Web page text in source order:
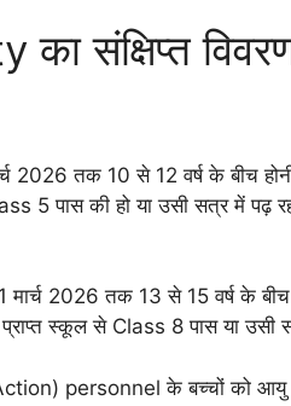
का संक्षिप्त
2026 तक 10 से 12 वर्ष के बीच
5 पास की हो या उसी सत्र में पढ़
मार्च 2026 तक 13 से 15 वर्ष के
प्राप्त स्कूल से Class 8 पास या उसी
personnel के बच्चों को आयु में